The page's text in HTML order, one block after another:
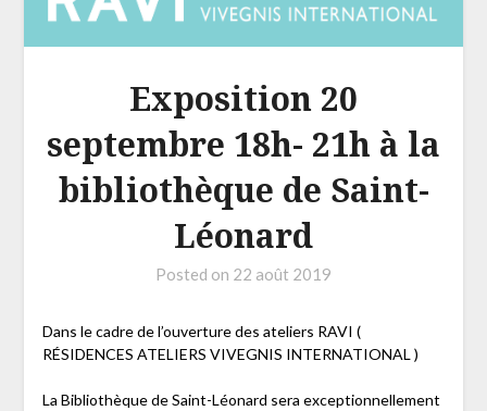
Exposition 20
septembre 18h- 21h à la
bibliothèque de Saint-
Léonard
Posted on 22 août 2019
Dans le cadre de l’ouverture des ateliers RAVI (
RÉSIDENCES ATELIERS VIVEGNIS INTERNATIONAL )
La Bibliothèque de Saint-Léonard sera exceptionnellement